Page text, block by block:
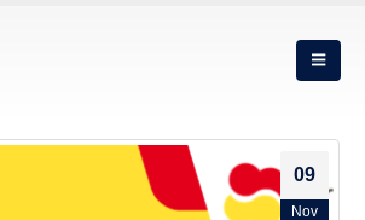
09
Nov